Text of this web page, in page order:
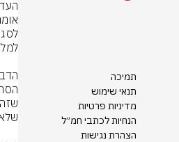
תמיכה
תנאי שימוש
מדיניות פרטיות
הנחיות לכתבי חמ״ל
הצהרת נגישות